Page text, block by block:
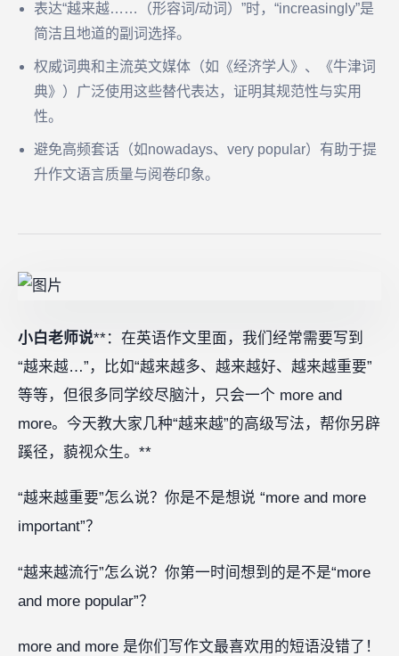
表达“越来越……（形容词/动词）”时，“increasingly”是
简洁且地道的副词选择。
权威词典和主流英文媒体（如《经济学人》、《牛津词
典》）广泛使用这些替代表达，证明其规范性与实用
性。
避免高频套话（如nowadays、very popular）有助于提
升作文语言质量与阅卷印象。
小白老师说**：在英语作文里面，我们经常需要写到
“越来越…”，比如“越来越多、越来越好、越来越重要”
等等，但很多同学绞尽脑汁，只会一个 more and
more。今天教大家几种“越来越”的高级写法，帮你另辟
蹊径，藐视众生。**
“越来越重要”怎么说？你是不是想说 “more and more
important”？
“越来越流行”怎么说？你第一时间想到的是不是“more
and more popular”？
more and more 是你们写作文最喜欢用的短语没错了！